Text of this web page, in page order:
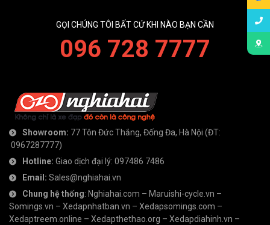
GỌI CHÚNG TÔI BẤT CỨ KHI NÀO BẠN CẦN
096 728 7777
Showroom: 77 Tôn Đức Thắng, Đống Đa, Hà Nội (ĐT:
0967287777)
Hotline: Giao dịch đại lý: 097486 7486
Email: Sales@nghiahai.vn
Chung hệ thống: Nghiahai.com – Maruishi-cycle.vn –
Somings.vn – Xedapnhatban.vn – Xedapsomings.com –
Xedaptreem.online – Xedapthethao.org – Xedapdiahinh.vn –